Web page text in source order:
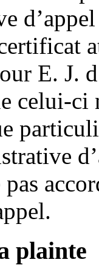
E. J.
pas
plainte